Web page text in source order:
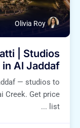
Olivia Roy
| Studios
Al Jaddaf
— studios to
Creek. Get price
list ...